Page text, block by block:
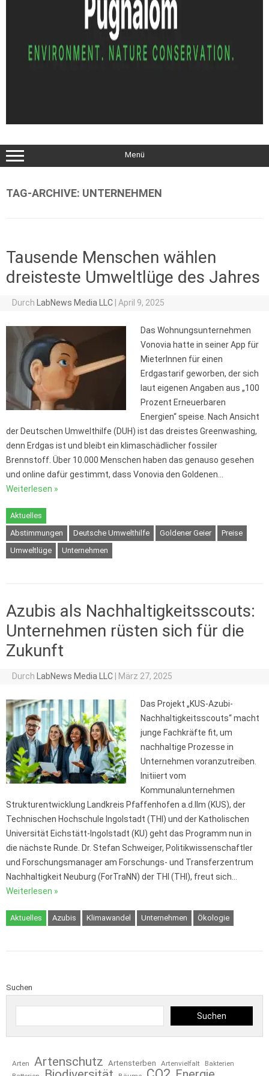
Menü
TAG-ARCHIVE: UNTERNEHMEN
Tausende Menschen wählen
dreisteste Umweltlüge des Jahres
Durch LabNews Media LLC April 9, 2025
Das Wohnungsunternehmen
Vonovia hatte in seiner App für
MieterInnen für einen
Erdgastarif geworben, der sich
laut eigenen Angaben aus „100
Prozent Erneuerbaren
Energien“ speise. Nach Ansicht
der Deutschen Umwelthilfe (DUH) ist das dreistes Greenwashing,
denn Erdgas ist und bleibt ein klimaschädlicher fossiler
Brennstoff. Über 10.000 Menschen haben das genauso gesehen
und online dafür gestimmt, dass Vonovia den Goldenen…
Weiterlesen »
Aktuelles
Abstimmungen
Deutsche Umwelthilfe Goldener Geier
Preise
Umweltlüge
Unternehmen
Azubis als Nachhaltigkeitsscouts:
Unternehmen rüsten sich für die
Zukunft
Durch LabNews Media LLC März 27, 2025
Das Projekt „KUS-Azubi-
Nachhaltigkeitsscouts“ macht
junge Fachkräfte fit, um
nachhaltige Prozesse in
Unternehmen voranzutreiben.
Initiiert vom
Kommunalunternehmen
Strukturentwicklung Landkreis Pfaffenhofen a.d.Ilm (KUS), der
Technischen Hochschule Ingolstadt (THI) und der Katholischen
Universität Eichstätt-Ingolstadt (KU) geht das Programm nun in
die nächste Runde. Dr. Stefan Schweiger, Politikwissenschaftler
und Forschungsmanager am Forschungs- und Transferzentrum
Nachhaltigkeit Neuburg (ForTraNN) der THI (THI), freut sich…
Weiterlesen »
Aktuelles Azubis Klimawandel Unternehmen Ökologie
Suchen
Suchen
Arten Artenschutz Artensterben Artenvielfalt
Bakterien